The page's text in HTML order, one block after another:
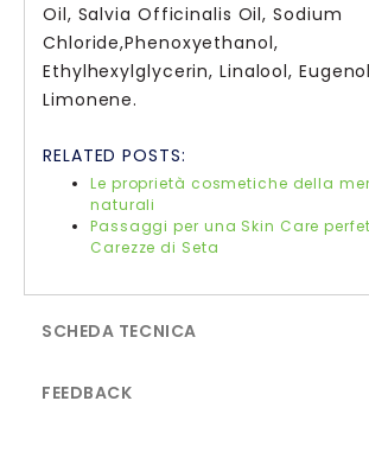
Oil, Salvia Officinalis Oil, Sodium
Chloride,Phenoxyethanol,
Ethylhexylglycerin, Linalool,
Limonene.
RELATED POSTS:
Le proprietà cosmetiche della
naturali
Passaggi per una Skin Care
Carezze di Seta
SCHEDA TECNICA
FEEDBACK